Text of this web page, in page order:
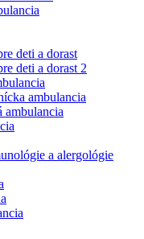
deti a dorast
deti a dorast 2
ambulancia
a alergológie